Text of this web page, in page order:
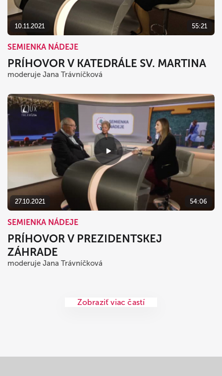
10.11.2021 55:21
SEMIENKA NÁDEJE
PRÍHOVOR V KATEDRÁLE SV. MARTINA
moderuje Jana Trávníčková
27.10.2021 54:06
SEMIENKA NÁDEJE
PRÍHOVOR V PREZIDENTSKEJ
ZÁHRADE
moderuje Jana Trávníčková
Zobraziť viac častí